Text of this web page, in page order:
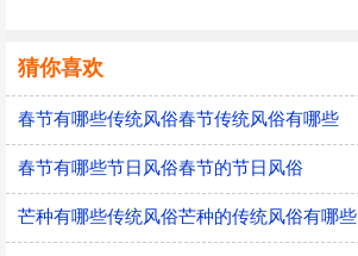
猜你喜欢
春节有哪些传统风俗春节传统风俗有哪些
春节有哪些节日风俗春节的节日风俗
芒种有哪些传统风俗芒种的传统风俗有哪些